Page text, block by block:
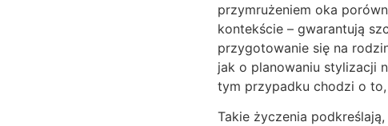
przymrużeniem oka
kontekście – gwarantują
przygotowanie się na
jak o planowaniu stylizacji
tym przypadku chodzi o
Takie życzenia